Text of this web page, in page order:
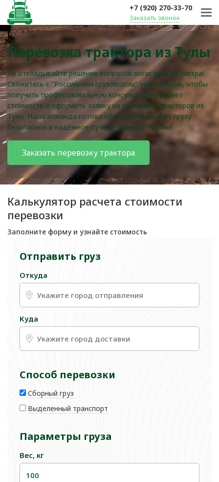
+7 (920) 270-33-70
Заказать звонок
Перевозка трактора из Тулы
Не откладывайте решение вопросов логистики на завтра!
Свяжитесь с "Российским грузовозом" уже сегодня, чтобы
получить профессиональную консультацию, расчет
стоимости и оформить заявку на перевозку тракторов из
Тулы. Наша команда готова обеспечить вашему грузу
безопасное и надежное путешествие по России!
Заказать перевозку трактора
Калькулятор расчета стоимости
перевозки
Заполните форму и узнайте стоимость
Отправить груз
Откуда
Куда
Способ перевозки
Сборный груз
Выделенный транспорт
Параметры груза
Вес, кг